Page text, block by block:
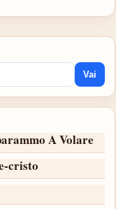
Vai
A Volare
cristo